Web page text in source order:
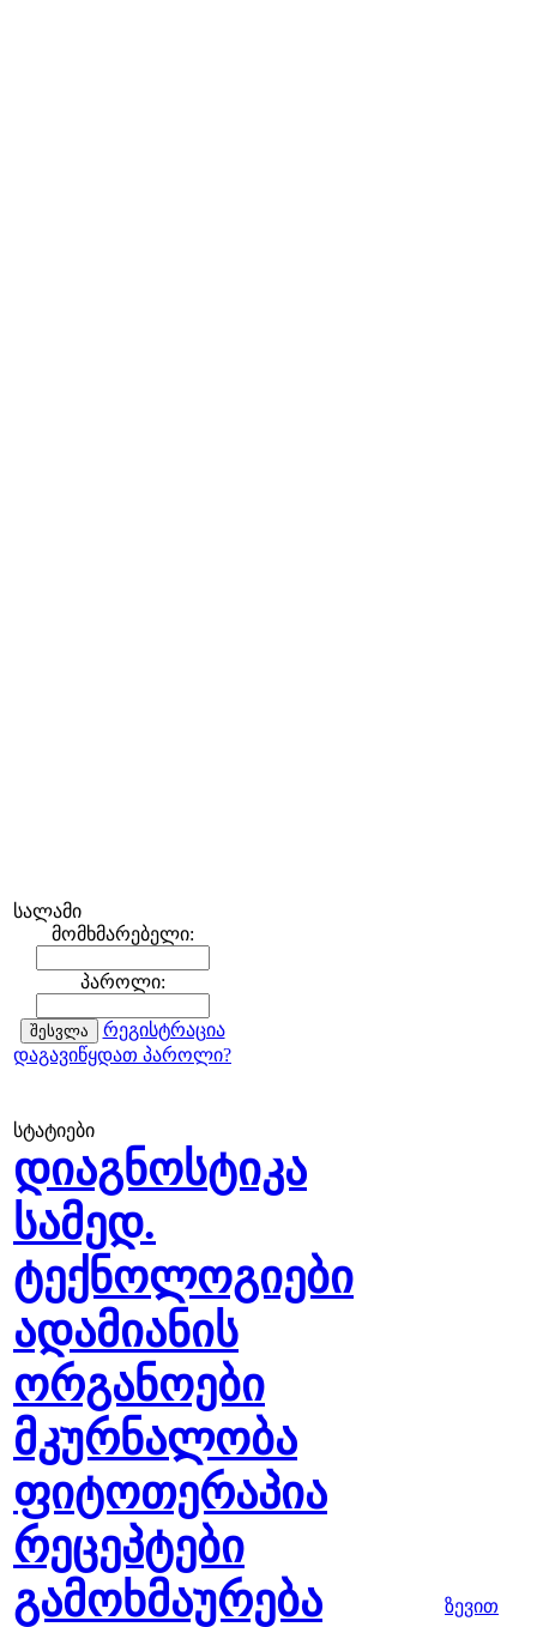
სალამი
მომხმარებელი:
პაროლი:
რეგისტრაცია
დაგავიწყდათ პაროლი?
სტატიები
დიაგნოსტიკა
სამედ.
ტექნოლოგიები
ადამიანის
ორგანოები
მკურნალობა
ფიტოთერაპია
რეცეპტები
გამოხმაურება
ზევით